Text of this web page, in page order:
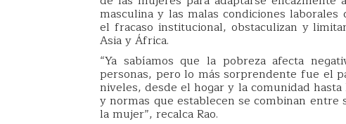
masculina y las malas condiciones
el fracaso institucional, obstaculizan y
Asia y África.
“Ya sabíamos que la pobreza afecta
personas, pero lo más sorprendente fue el
niveles, desde el hogar y la comunidad
y normas que establecen se combinan
la mujer”, recalca Rao.